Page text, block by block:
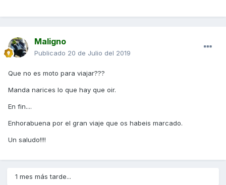
Maligno
Publicado 20 de Julio del 2019
Que no es moto para viajar???
Manda narices lo que hay que oir.
En fin....
Enhorabuena por el gran viaje que os habeis marcado.
Un saludo!!!!
1 mes más tarde...